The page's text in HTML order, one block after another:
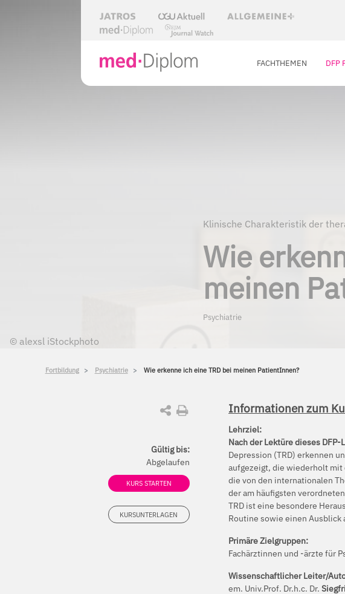
FACHTHEMEN DFP
© alexsl iStockphoto
Klinische Charakteristik der
Wie
meinen
Psychiatrie
Fortbildung Psychiatrie Wie erkenne ich eine TRD bei meinen PatientInnen?
Gültig bis:
Abgelaufen
KURS STARTEN
KURSUNTERLAGEN
Informationen zum
Lehrziel:
Nach der Lektüre dieses
Depression (TRD) erkennen
aufgezeigt, die wiederholt mit
die von den internationalen
der am häufigsten
TRD ist eine besondere
Routine sowie einen
Primäre Zielgruppen:
Fachärztinnen und -ärzte für
Wissenschaftlicher Leiter/
em. Univ.Prof. Dr.h.c. Dr.